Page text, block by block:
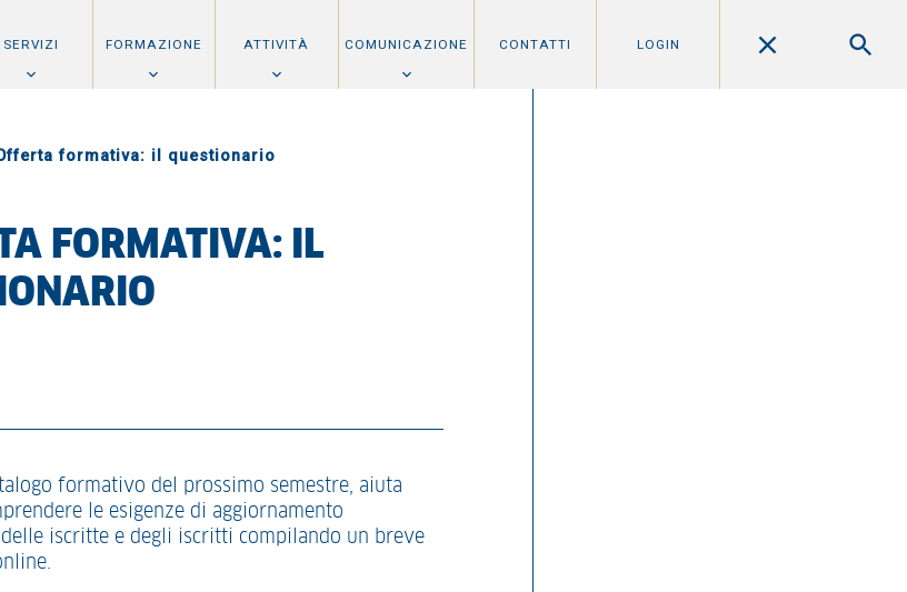
SERVIZI FORMAZIONE ATTIVITÀ COMUNICAZIONE CONTATTI LOGIN
formativa: il questionario
FORMATIVA: IL
formativo del prossimo semestre, aiuta
le esigenze di aggiornamento
iscritte e degli iscritti compilando un breve